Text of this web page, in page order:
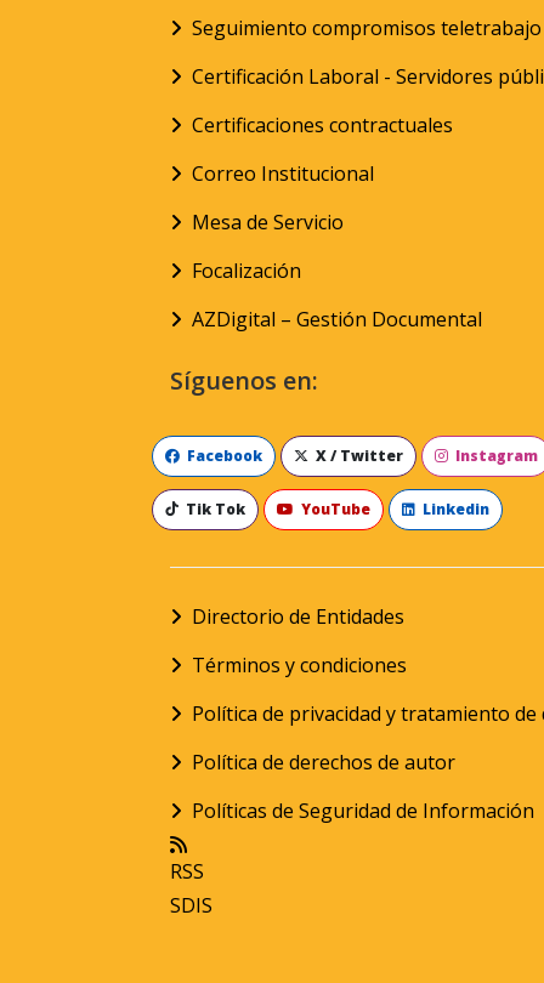
Seguimiento compromisos teletrabajo
Certificación Laboral - Servidores
Certificaciones contractuales
Correo Institucional
Mesa de Servicio
Focalización
AZDigital – Gestión Documental
Síguenos en:
Facebook X / Twitter Instagram
Tik Tok YouTube Linkedin
Directorio de Entidades
Términos y condiciones
Política de privacidad y tratamiento
Política de derechos de autor
Políticas de Seguridad de Información
RSS
SDIS